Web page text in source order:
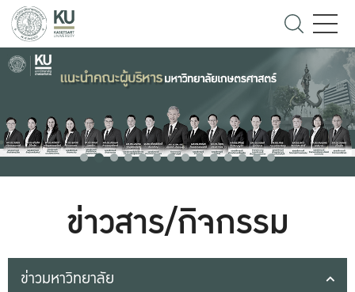
ข่าวสาร/กิจกรรม
ข่าวมหาวิทยาลัย